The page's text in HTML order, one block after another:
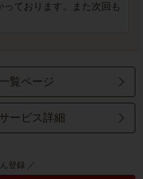
ております。また次回も
覧ページ
ービス詳細
登録 ／